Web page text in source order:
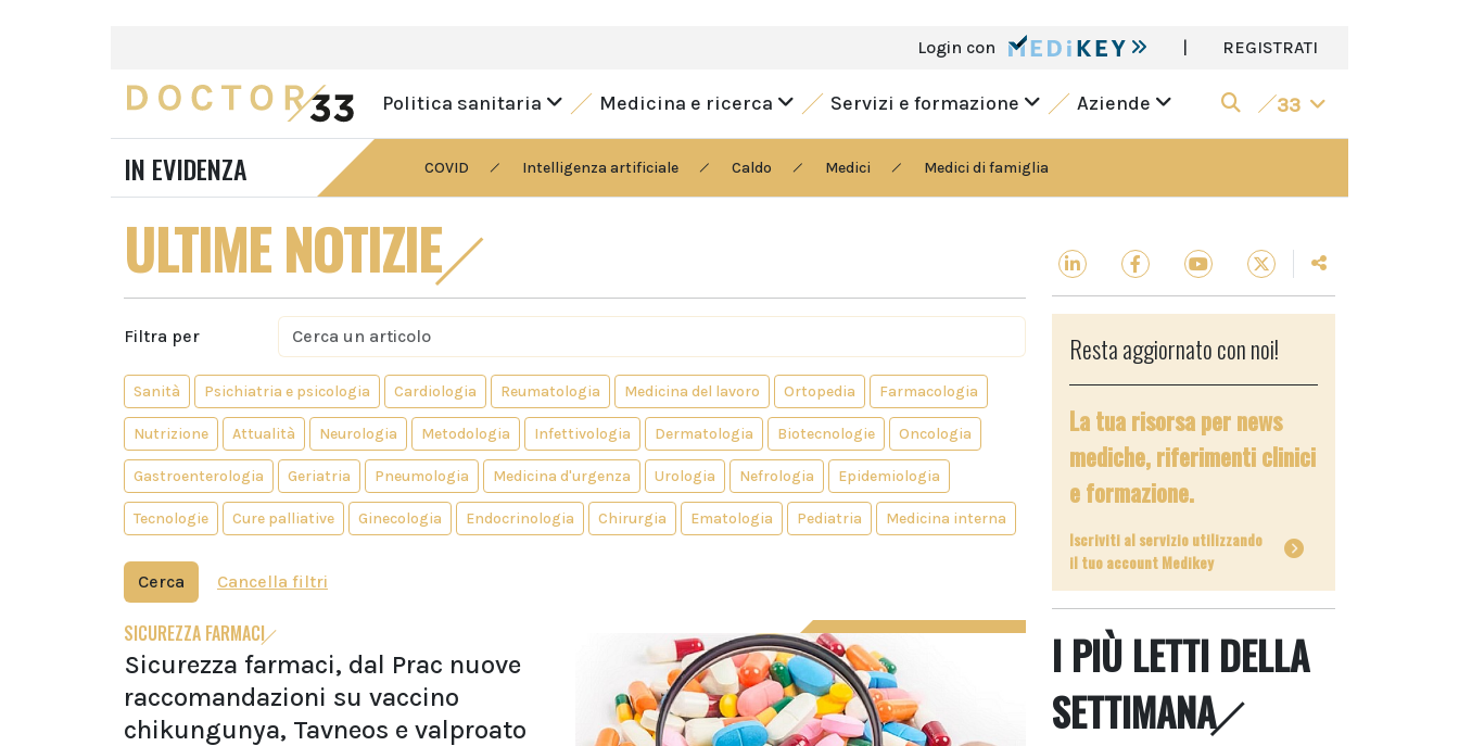
Login con | REGISTRATI
Politica sanitaria Medicina e ricerca Servizi e formazione Aziende 33
IN EVIDENZA COVID Intelligenza artificiale Caldo Medici Medici di famiglia
ULTIME NOTIZIE
Filtra per
Sanità Psichiatria e psicologia Cardiologia Reumatologia Medicina del lavoro Ortopedia Farmacologia
Nutrizione Attualità Neurologia Metodologia Infettivologia Dermatologia Biotecnologie Oncologia
Gastroenterologia Geriatria Pneumologia Medicina d'urgenza Urologia Nefrologia Epidemiologia
Tecnologie Cure palliative Ginecologia Endocrinologia Chirurgia Ematologia Pediatria Medicina interna
Cerca Cancella filtri
SICUREZZA FARMACI
Sicurezza farmaci, dal Prac nuove
raccomandazioni su vaccino
chikungunya, Tavneos e valproato
Resta aggiornato con noi!
La tua risorsa per news
mediche, riferimenti clinici
e formazione.
Iscriviti al servizio utilizzando
il tuo account Medikey
I PIÙ LETTI DELLA
SETTIMANA